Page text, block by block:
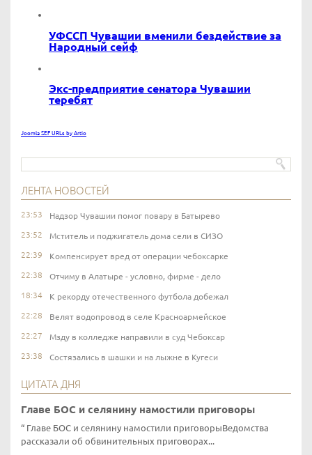
УФССП Чувашии вменили бездействие за
Народный сейф
Экс-предприятие сенатора Чувашии
теребят
Joomla SEF URLs by Artio
ЛЕНТА НОВОСТЕЙ
23:53 Надзор Чувашии помог повару в Батырево
23:52 Мститель и поджигатель дома сели в СИЗО
22:39 Компенсирует вред от операции чебоксарке
22:38 Отчиму в Алатыре - условно, фирме - дело
18:34 К рекорду отечественного футбола добежал
22:28 Велят водопровод в селе Красноармейское
22:27 Мзду в колледже направили в суд Чебоксар
23:38 Состязались в шашки и на лыжне в Кугеси
ЦИТАТА ДНЯ
Главе БОС и селянину намостили приговоры
Главе БОС и селянину намостили приговорыВедомства
рассказали об обвинительных приговорах...